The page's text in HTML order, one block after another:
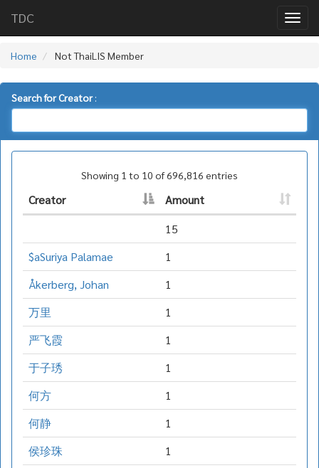
TDC
Home Not ThaiLIS Member
Search for Creator:
Showing 1 to 10 of 696,816 entries
Creator
Amount
15
$aSuriya Palamae
1
Åkerberg, Johan
1
万里
1
严飞霞
1
于子琇
1
何方
1
何静
1
侯珍珠
1